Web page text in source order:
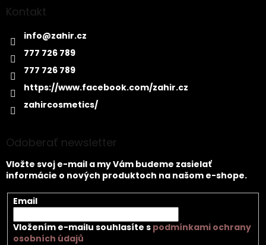
Kontakt
info@zahir.cz
777 726 789
777 726 789
https://www.facebook.com/zahir.cz
zahircosmetics/
Odoberať newsletter
Vložte svoj e-mail a my Vám budeme zasielať
informácie o nových produktoch na našom e-shope.
Email
Vložením e-mailu souhlasíte s podmínkami ochrany
osobních údajů